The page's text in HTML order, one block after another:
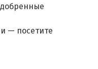
— посетите